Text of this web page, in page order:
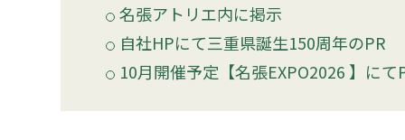
名張アトリエ内に掲示
自社HPにて三重県誕生150周年のPR
10月開催予定【名張EXPO2026 】にて